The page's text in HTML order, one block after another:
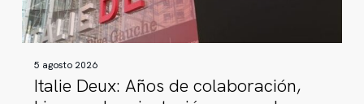
de
orientación
5 agosto 2026
Italie Deux: Años de colaboración,